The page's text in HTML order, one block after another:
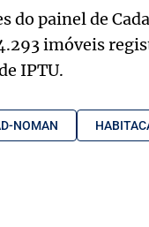
do painel de
imóveis
IPTU.
NOMAN